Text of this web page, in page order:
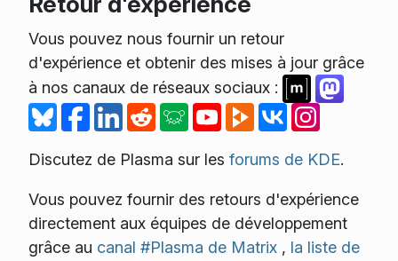
Vous pouvez nous fournir un retour
d'expérience et obtenir des mises à jour grâce
à nos canaux de réseaux sociaux :
Discutez de Plasma sur les forums de KDE.
Vous pouvez fournir des retours d'expérience
directement aux équipes de développement
grâce au canal #Plasma de Matrix , la liste de